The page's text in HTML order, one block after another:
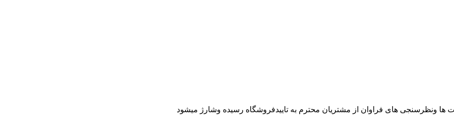
ها ونظرسنجی های فراوان از مشتریان محترم به تاییدفروشگاه رسیده وشارژ میشود